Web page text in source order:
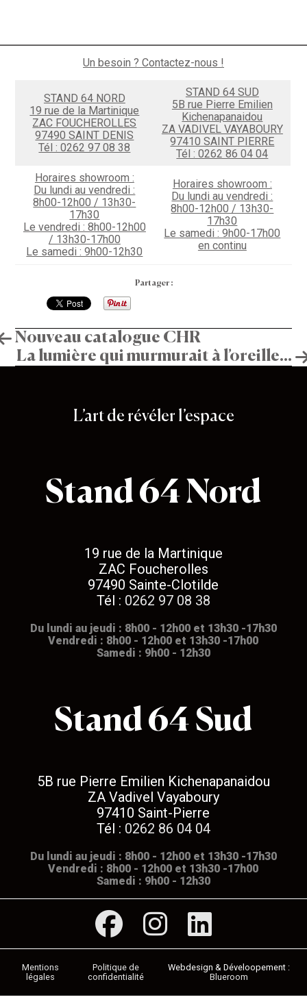
Un besoin ? Contactez-nous !
STAND 64 NORD
19 rue de la Martinique
ZAC FOUCHEROLLES
97490 SAINT DENIS
Tél : 0262 97 08 38
STAND 64 SUD
5B rue Pierre Emilien
Kichenapanaidou
ZA VADIVEL VAYABOURY
97410 SAINT PIERRE
Tél : 0262 86 04 04
Horaires showroom :
Du lundi au vendredi :
8h00-12h00 / 13h30-
17h30
Le vendredi : 8h00-12h00
/ 13h30-17h00
Le samedi : 9h00-12h30
Horaires showroom :
Du lundi au vendredi :
8h00-12h00 / 13h30-
17h30
Le samedi : 9h00-17h00
en continu
Partager :
Navigation
de
Nouveau catalogue CHR
La lumière qui murmurait à l’oreille…
L’art de révéler l’espace
Stand 64 Nord
19 rue de la Martinique
ZAC Foucherolles
97490 Sainte-Clotilde
Tél : 0262 97 08 38
Du lundi au jeudi : 8h00 - 12h00 et 13h30 -17h30
Vendredi : 8h00 - 12h00 et 13h30 -17h00
Samedi : 9h00 - 12h30
Stand 64 Sud
5B rue Pierre Emilien Kichenapanaidou
ZA Vadivel Vayaboury
97410 Saint-Pierre
Tél : 0262 86 04 04
Du lundi au jeudi : 8h00 - 12h00 et 13h30 -17h30
Vendredi : 8h00 - 12h00 et 13h30 -17h00
Samedi : 9h00 - 12h30
Mentions
légales
Politique de
confidentialité
Blueroom